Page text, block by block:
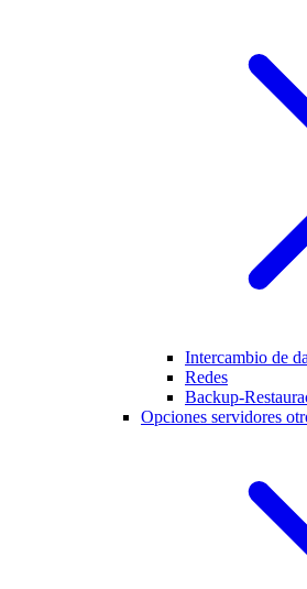
Intercambio de
Redes
Backup-
Opciones servidores